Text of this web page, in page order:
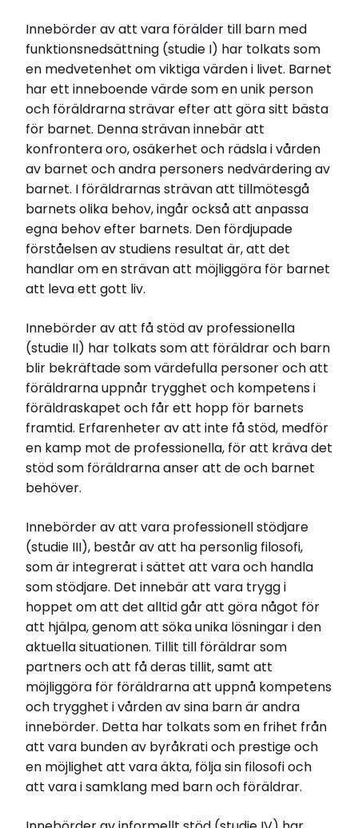
UmU – Umeå universitet
Relaterade länkar
Pressmeddelande (Umu)
Hela avhandlingen
Innebörder av att vara förälder till barn med
funktionsnedsättning (studie I) har tolkats som
en medvetenhet om viktiga värden i livet. Barnet
har ett inneboende värde som en unik person
och föräldrarna strävar efter att göra sitt bästa
för barnet. Denna strävan innebär att
konfrontera oro, osäkerhet och rädsla i vården
av barnet och andra personers nedvärdering av
barnet. I föräldrarnas strävan att tillmötesgå
barnets olika behov, ingår också att anpassa
egna behov efter barnets. Den fördjupade
förståelsen av studiens resultat är, att det
handlar om en strävan att möjliggöra för barnet
att leva ett gott liv.
Innebörder av att få stöd av professionella
(studie II) har tolkats som att föräldrar och barn
blir bekräftade som värdefulla personer och att
föräldrarna uppnår trygghet och kompetens i
föräldraskapet och får ett hopp för barnets
framtid. Erfarenheter av att inte få stöd, medför
en kamp mot de professionella, för att kräva det
stöd som föräldrarna anser att de och barnet
behöver.
Innebörder av att vara professionell stödjare
(studie III), består av att ha personlig filosofi,
som är integrerat i sättet att vara och handla
som stödjare. Det innebär att vara trygg i
hoppet om att det alltid går att göra något för
att hjälpa, genom att söka unika lösningar i den
aktuella situationen. Tillit till föräldrar som
partners och att få deras tillit, samt att
möjliggöra för föräldrarna att uppnå kompetens
och trygghet i vården av sina barn är andra
innebörder. Detta har tolkats som en frihet från
att vara bunden av byråkrati och prestige och
en möjlighet att vara äkta, följa sin filosofi och
att vara i samklang med barn och föräldrar.